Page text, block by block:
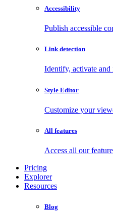
Accessibility
Publish accessible
Link detection
Identify, activate
Style Editor
Customize your
All features
Access all our
Pricing
Explorer
Resources
Blog